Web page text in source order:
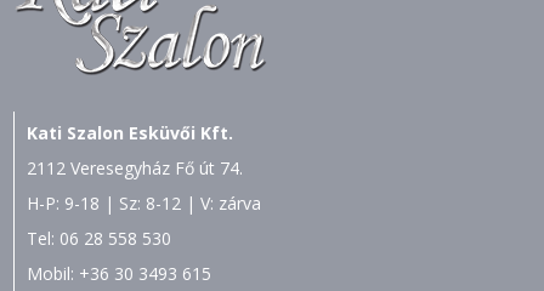
Kati Szalon Esküvői Kft.
2112 Veresegyház Fő út 74.
H-P: 9-18 | Sz: 8-12 | V: zárva
Tel: 06 28 558 530
Mobil: +36 30 3493 615